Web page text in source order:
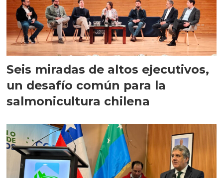
Seis miradas de altos ejecutivos,
un desafío común para la
salmonicultura chilena